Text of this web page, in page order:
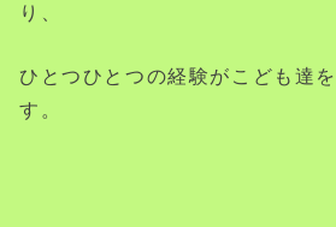
り、
ひとつひとつの経験がこども達
す。